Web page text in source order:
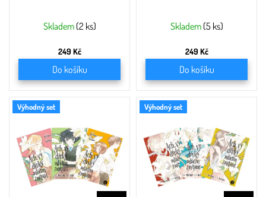
Skladem (2 ks)
249 Kč
Do košíku
Skladem (5 ks)
249 Kč
Do košíku
Výhodný set Výhodný set